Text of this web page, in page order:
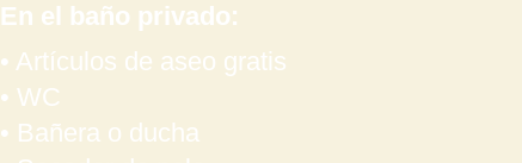
En el baño privado:
• Artículos de aseo gratis
• WC
• Bañera o ducha